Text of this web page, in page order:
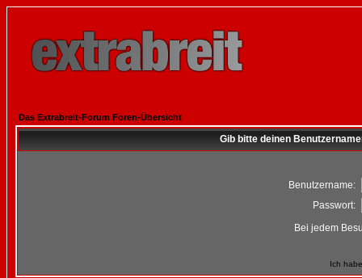
Das Extrabreit-Forum Foren-Übersicht
Gib bitte deinen
Benutzername:
Passwort:
Bei jedem
Ich